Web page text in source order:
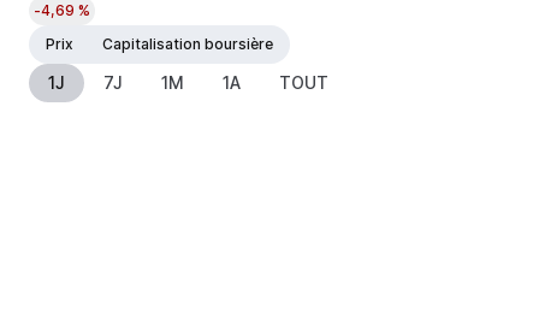
-4,69 %
Prix
Capitalisation boursière
1J 7J 1M 1A TOUT